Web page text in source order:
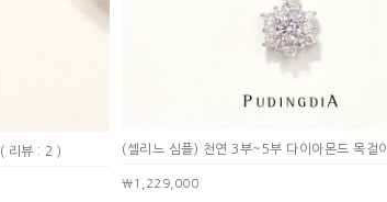
( 리뷰 : 2 ) (셀리느 심플) 천연 3부~5부 다이아몬드 목걸이
￦1,229,000